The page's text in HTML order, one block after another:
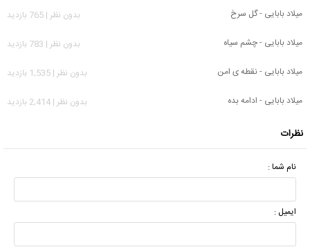
میلاد بابایی - گل سرخ
بدون نظر | 765 بازدید
میلاد بابایی - چشم سیاه
بدون نظر | 783 بازدید
میلاد بابایی - نقطه ی امن
بدون نظر | 1,535 بازدید
میلاد بابایی - ادامه بده
بدون نظر | 2,414 بازدید
نظرات
نام شما :
ایمیل :